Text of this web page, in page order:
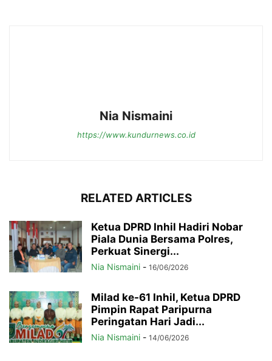
Nia Nismaini
https://www.kundurnews.co.id
RELATED ARTICLES
Ketua DPRD Inhil Hadiri Nobar
Piala Dunia Bersama Polres,
Perkuat Sinergi...
Nia Nismaini - 16/06/2026
Milad ke-61 Inhil, Ketua DPRD
Pimpin Rapat Paripurna
Peringatan Hari Jadi...
Nia Nismaini - 14/06/2026